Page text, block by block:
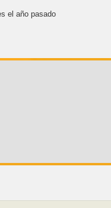
el año pasado